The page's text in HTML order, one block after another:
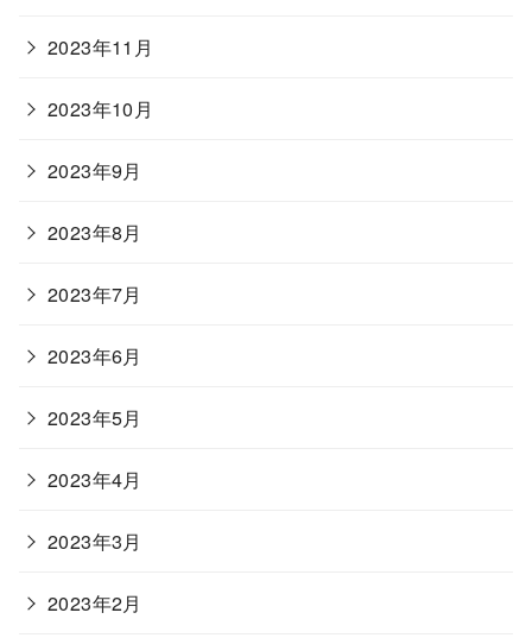
2023年11月
2023年10月
2023年9月
2023年8月
2023年7月
2023年6月
2023年5月
2023年4月
2023年3月
2023年2月